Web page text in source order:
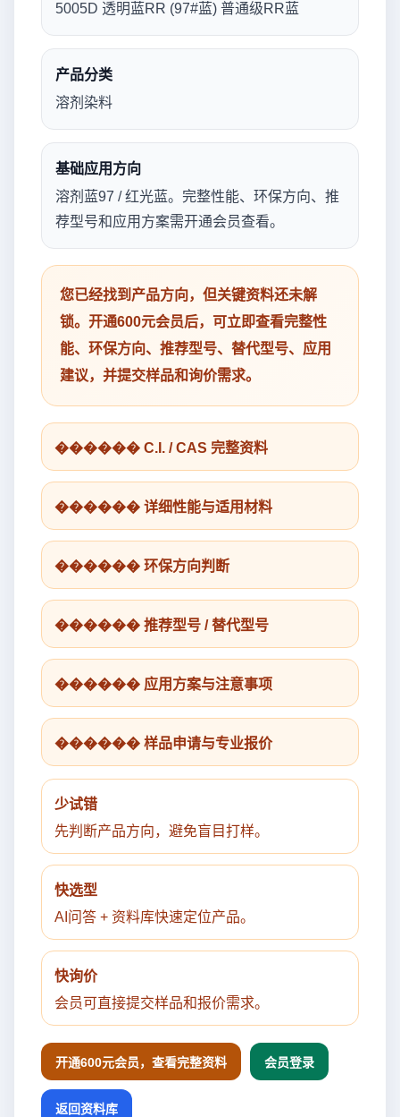
5005D 透明蓝RR (97#蓝) 普通级RR蓝
产品分类
溶剂染料
基础应用方向
溶剂蓝97 / 红光蓝。完整性能、环保方向、推
荐型号和应用方案需开通会员查看。
您已经找到产品方向，但关键资料还未解
锁。开通600元会员后，可立即查看完整性
能、环保方向、推荐型号、替代型号、应用
建议，并提交样品和询价需求。
������ C.I. / CAS 完整资料
������ 详细性能与适用材料
������ 环保方向判断
������ 推荐型号 / 替代型号
������ 应用方案与注意事项
������ 样品申请与专业报价
少试错
先判断产品方向，避免盲目打样。
快选型
AI问答 + 资料库快速定位产品。
快询价
会员可直接提交样品和报价需求。
开通600元会员，查看完整资料 会员登录
返回资料库